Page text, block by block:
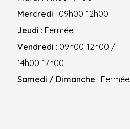
Mercredi : 09h00-12h00
Jeudi : Fermée
Vendredi : 09h00-12h00 /
14h00-17h00
Samedi / Dimanche : Fermée